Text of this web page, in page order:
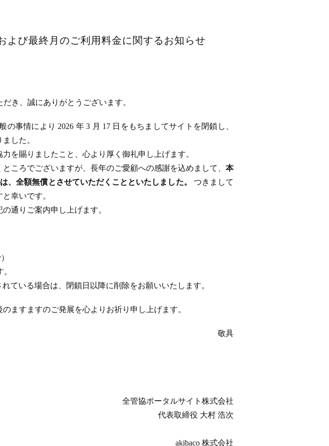
よび最終月のご利用料金に関するお知らせ
き、誠にありがとうございます。
事情により 2026 年 3 月 17 日をもちましてサイトを閉鎖し、
した。
を賜りましたこと、心より厚く御礼申し上げます。
ころでございますが、長年のご愛顧への感謝を込めまして、 本
、全額無償とさせていただくことといたしました。 つきまして
幸いです。
通りご案内申し上げます。
ている場合は、閉鎖日以降に削除をお願いいたします。
ますますのご発展を心よりお祈り申し上げます。
敬具
全管協ポータルサイト株式会社
代表取締役 大村 浩次
akibaco 株式会社